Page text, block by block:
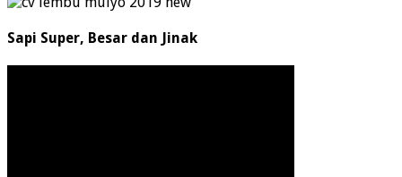
Sapi Super, Besar dan Jinak